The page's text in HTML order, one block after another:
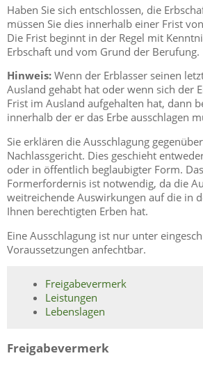
Haben Sie sich entschlossen, die
müssen Sie dies innerhalb einer Frist
Die Frist beginnt in der Regel mit
Erbschaft und vom Grund der Berufung.
Hinweis: Wenn der Erblasser seinen
Ausland gehabt hat oder wenn sich der
Frist im Ausland aufgehalten hat, dann
innerhalb der er das Erbe ausschlagen
Sie erklären die Ausschlagung
Nachlassgericht. Dies geschieht
oder in öffentlich beglaubigter Form.
Formerfordernis ist notwendig, da die
weitreichende Auswirkungen auf die in
Ihnen berechtigten Erben hat.
Eine Ausschlagung ist nur unter
Voraussetzungen anfechtbar.
Freigabevermerk
Leistungen
Lebenslagen
Freigabevermerk